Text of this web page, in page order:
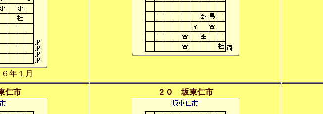
年１月
仁市 ２０ 坂東仁市